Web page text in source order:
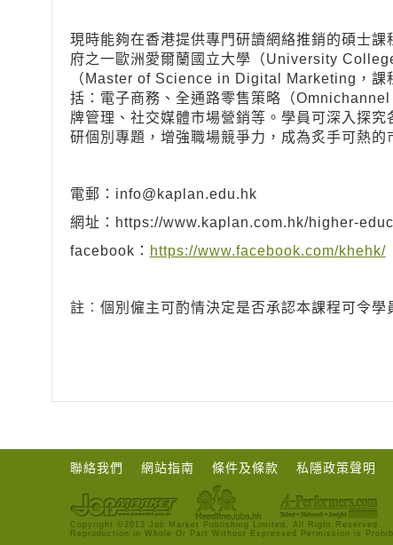
現時能夠在香港提供專門研讀網絡推銷的碩士
府之一歐洲愛爾蘭國立大學（University
（Master of Science in Digital Marketing，課
括：電子商務、全通路零售策略（
牌管理、社交媒體市場營銷等。學員可深入探
研個別專題，增強職場競爭力，成為炙手可熱的
電郵： info@kaplan.edu.hk
網址：https://www.kaplan.com.hk/higher-
facebook： https://www.facebook.com/khehk/
註︰個別僱主可酌情決定是否承認本課程可令學
聯絡我們 網站指南 條件及條款 私隱政策聲明
Copyright ©2013 Job Market Publishing Limited. All Right Reserved.
Reproduction in Whole Or Part Without Expressed Permission is